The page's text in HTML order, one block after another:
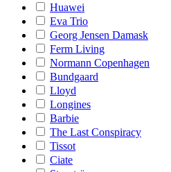
Huawei
Eva Trio
Georg Jensen Damask
Ferm Living
Normann Copenhagen
Bundgaard
Lloyd
Longines
Barbie
The Last Conspiracy
Tissot
Ciate